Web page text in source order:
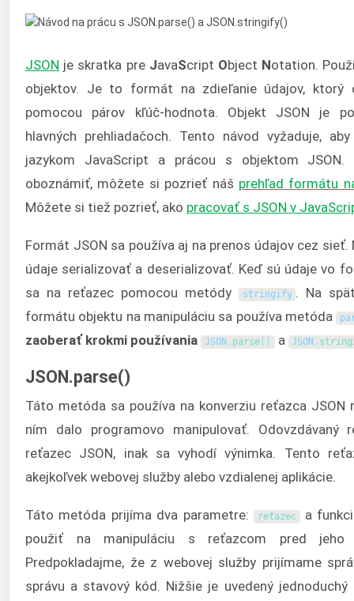
JSON je skratka pre JavaScript Object Notation.
objektov. Je to formát na zdieľanie údajov, ktorý
pomocou párov kľúč-hodnota. Objekt JSON je
hlavných prehliadačoch. Tento návod vyžaduje,
jazykom JavaScript a prácou s objektom
oboznámiť, môžete si pozrieť náš prehľad formátu
Môžete si tiež pozrieť, ako pracovať s JSON v
Formát JSON sa používa aj na prenos údajov cez
údaje serializovať a deserializovať. Keď sú údaje vo
sa na reťazec pomocou metódy
stringify . Na
formátu objektu na manipuláciu sa používa metóda
zaoberať krokmi používania JSON . parse( ) a JSON .
JSON.parse()
Táto metóda sa používa na konverziu reťazca JSON
ním dalo programovo manipulovať.
reťazec JSON, inak sa vyhodí výnimka. Tento
akejkoľvek webovej služby alebo vzdialenej aplikácie.
Táto metóda prijíma dva parametre: reťazec a
použiť na manipuláciu s reťazcom pred jeho
Predpokladajme, že z webovej služby prijímame
správu a stavový kód. Nižšie je uvedený